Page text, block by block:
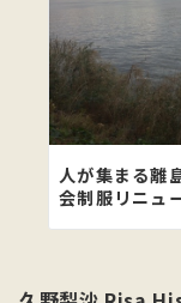
人が集まる離
会制服リニュ